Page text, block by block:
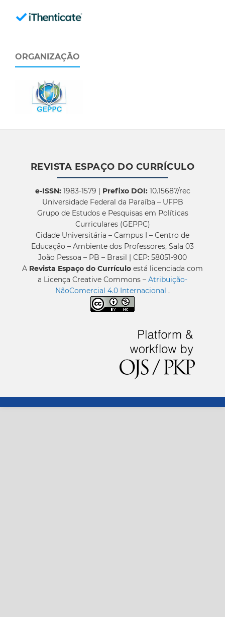
ORGANIZAÇÃO
REVISTA ESPAÇO DO CURRÍCULO
e-ISSN:1983-1579 | Prefixo DOI:10.15687/rec
Universidade Federal da Paraíba – UFPB
Grupo de Estudos e Pesquisas em Políticas
Curriculares (GEPPC)
Cidade Universitária – Campus I – Centro de
Educação – Ambiente dos Professores, Sala 03
João Pessoa – PB – Brasil | CEP: 58051-900
A Revista Espaço do Currículo está licenciada com
a Licença Creative Commons – Atribuição-
NãoComercial 4.0 Internacional .